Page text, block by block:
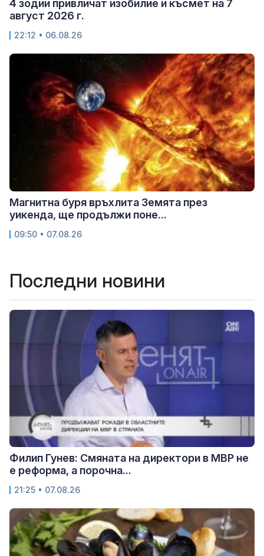
4 зодии привличат изобилие и късмет на 7
август 2026 г.
22:12 • 06.08.26
Магнитна буря връхлита Земята през
уикенда, ще продължи поне...
09:50 • 07.08.26
Последни новини
Филип Гунев: Смяната на директори в МВР не
е реформа, а порочна...
21:25 • 07.08.26